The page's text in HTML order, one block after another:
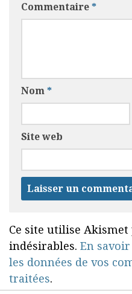
Commentaire *
Nom *
Site web
Ce site utilise
indésirables. En
les données de vos
traitées.